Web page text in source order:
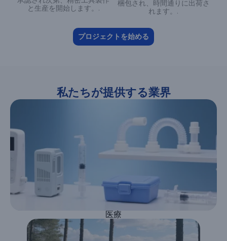
と生産を開始します。.
梱包され、時間通りに出荷さ
れます。.
プロジェクトを始める
私たちが提供する業界
医療